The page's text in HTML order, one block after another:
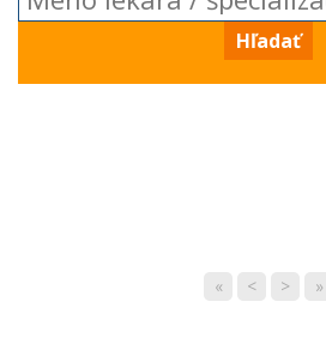
Hľadať
« < > »